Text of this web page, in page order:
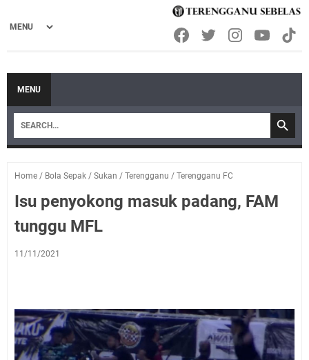
MENU
Home / Bola Sepak / Sukan / Terengganu / Terengganu FC
Isu penyokong masuk padang, FAM
tunggu MFL
11/11/2021